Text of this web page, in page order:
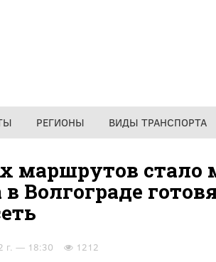
РЕГИОНЫ ВИДЫ ТРАНСПОРТА
маршрутов стало
Волгограде
г. — 18:30 1212